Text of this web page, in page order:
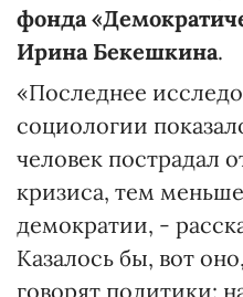
фонда
Ирина Бекешкина.
«Последнее
социологии
человек пострадал
кризиса, тем
демократии, -
Казалось бы, вот
говорят политики: